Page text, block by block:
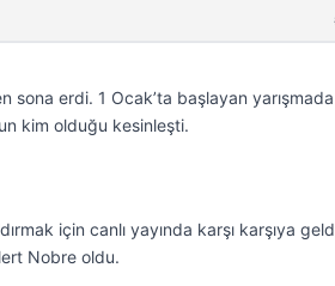
sona erdi. 1 Ocak’ta başlayan yarışmada
kim olduğu kesinleşti.
için canlı yayında karşı karşıya
Nobre oldu.